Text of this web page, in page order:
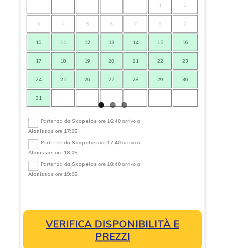
1 2
3 4 5 6 7 8 9
10 11 12 13 14 15 16
17 18 19 20 21 22 23
24 25 26 27 28 29 30
31
Partenza da Skopelos ore 16:40 arrivo a
Alonissos ore 17:05
Partenza da Skopelos ore 17:40 arrivo a
Alonissos ore 18:05
Partenza da Skopelos ore 18:40 arrivo a
Alonissos ore 19:05
VERIFICA DISPONIBILITÀ E
PREZZI